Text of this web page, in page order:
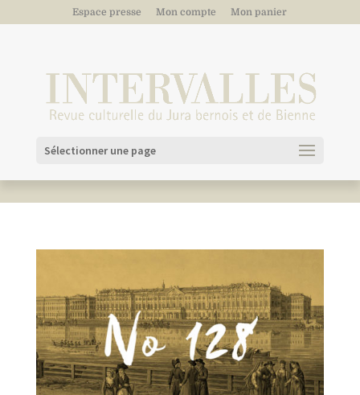
Espace presse Mon compte Mon panier
Sélectionner une page